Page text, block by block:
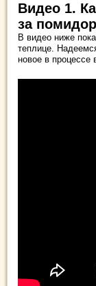
Видео 1.
за
В видео ниже
теплице.
новое в процессе